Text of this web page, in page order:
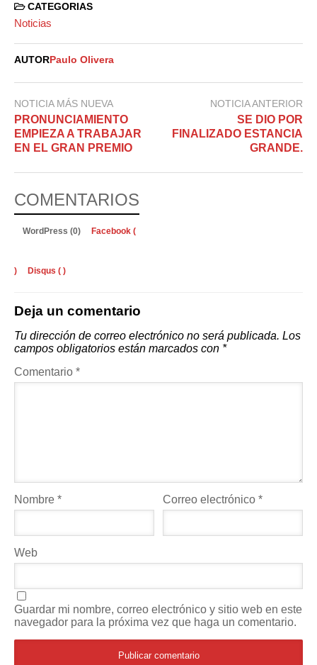
CATEGORIAS
Noticias
AUTOR Paulo Olivera
NOTICIA MÁS NUEVA
PRONUNCIAMIENTO
EMPIEZA A TRABAJAR
EN EL GRAN PREMIO
NOTICIA ANTERIOR
SE DIO POR
FINALIZADO ESTANCIA
GRANDE.
COMENTARIOS
WordPress (0) Facebook (
) Disqus ( )
Deja un comentario
Tu dirección de correo electrónico no será publicada. Los
campos obligatorios están marcados con *
Comentario *
Nombre * Correo electrónico*
Web
Guardar mi nombre, correo electrónico y sitio web en este
navegador para la próxima vez que haga un comentario.